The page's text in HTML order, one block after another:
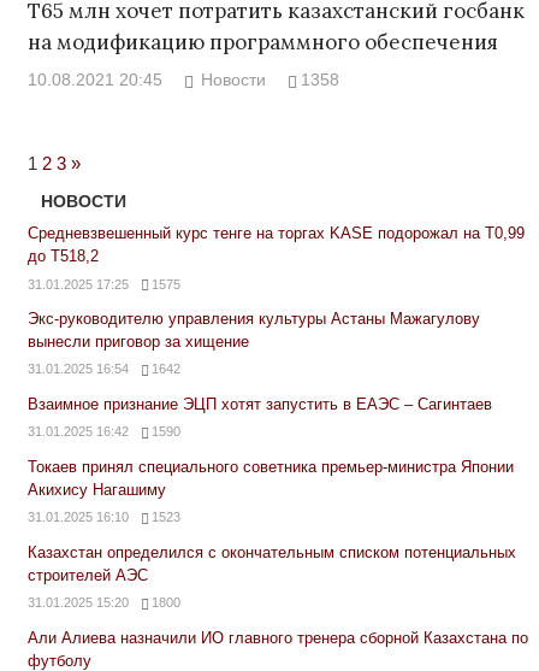
Т65 млн хочет потратить казахстанский госбанк
на модификацию программного обеспечения
10.08.2021 20:45 Новости 1358
1 2 3 Next
Posts
»
НОВОСТИ
Средневзвешенный курс тенге на торгах KASE подорожал на Т0,99
до Т518,2
31.01.2025 17:25 1575
Экс-руководителю управления культуры Астаны Мажагулову
вынесли приговор за хищение
31.01.2025 16:54 1642
Взаимное признание ЭЦП хотят запустить в ЕАЭС – Сагинтаев
31.01.2025 16:42 1590
Токаев принял специального советника премьер-министра Японии
Акихису Нагашиму
31.01.2025 16:10 1523
Казахстан определился с окончательным списком потенциальных
строителей АЭС
31.01.2025 15:20 1800
Али Алиева назначили ИО главного тренера сборной Казахстана по
футболу